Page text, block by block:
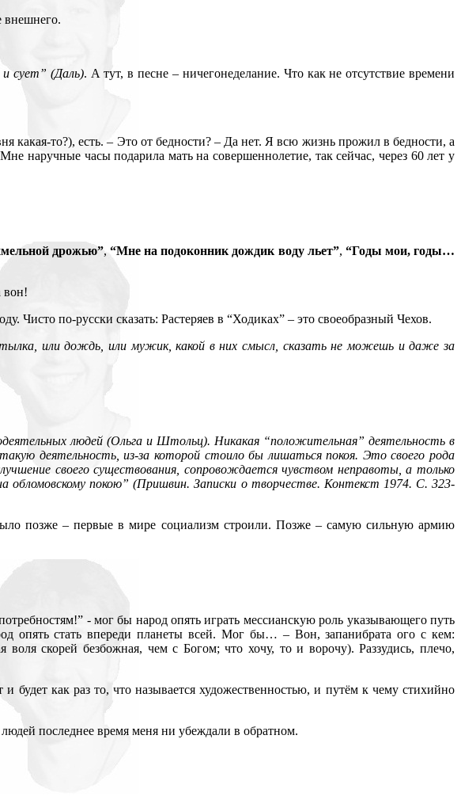
внешнего.
и сует” (Даль). А тут, в песне – ничегонеделание. Что как не отсутствие времени
то?), есть. – Это от бедности? – Да нет. Я всю жизнь прожил в бедности, а
наручные часы подарила мать на совершеннолетие, так сейчас, через 60 лет у
дрожью”, “Мне на подоконник дождик воду льет”, “Годы мои, годы…
вон!
Чисто по-русски сказать: Растеряев в “Ходиках” – это своеобразный Чехов.
или дождь, или мужик, какой в них смысл, сказать не можешь и даже за
людей (Ольга и Штольц). Никакая “положительная” деятельность в
деятельность, из-за которой стоило бы лишаться покоя. Это своего рода
своего существования, сопровождается чувством неправоты, а только
обломовскому покою” (Пришвин. Записки о творчестве. Контекст 1974. С. 323-
позже – первые в мире социализм строили. Позже – самую сильную армию
- мог бы народ опять играть мессианскую роль указывающего путь
опять стать впереди планеты всей. Мог бы… – Вон, запанибрата ого с кем:
скорей безбожная, чем с Богом; что хочу, то и ворочу). Раззудись, плечо,
и будет как раз то, что называется художественностью, и путём к чему стихийно
последнее время меня ни убеждали в обратном.